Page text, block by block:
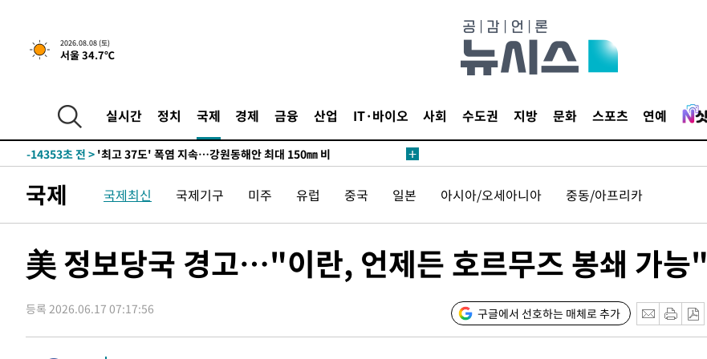
2026.08.08 (토)
서울 34.7℃
실시간 정치 국제 경제 금융 산업 IT·바이오 사회 수도권 지방 문화 스포츠 연예
-7499초 전 >[속보]뉴욕증시 상승 마감…S&P 0.6% 나스닥 1.3%↑
-30197초 전 >극한폭염 한풀 꺾이지만…'낮 최고 35도' 무더위, 열대야 계속[다음
-25732초 전 >
[속보]'압수수색·성접대 논란' 축구협회 "실망과 걱정 안겨드려 죄
-14353초 전 >
-7479초 전 > [속보]뉴욕증시 상승 마감…S&P 0.6% 나스닥 1.3%↑
주 날씨]
-27235초 전 >
축구협회 "압수수색·성접대 논란 사과…쇄신의 기회로 삼겠다"
-25752초 전 >[속보]'압수수색·성접대 논란' 축구협회 "실망과 걱정 안겨드려 죄
-7499초 전 > [속보]뉴욕증시 상승 마감…S&P 0.6% 나스닥 1.3%↑
국제 국제최신 국제기구 미주 유럽 중국 일본 아시아/오세아니아 중동/아프리카
美 정보당국 경고…"이란, 언제든 호르무즈 봉쇄 가능"
등록 2026.06.17 07:17:56 구글에서 선호하는 매체로 추가